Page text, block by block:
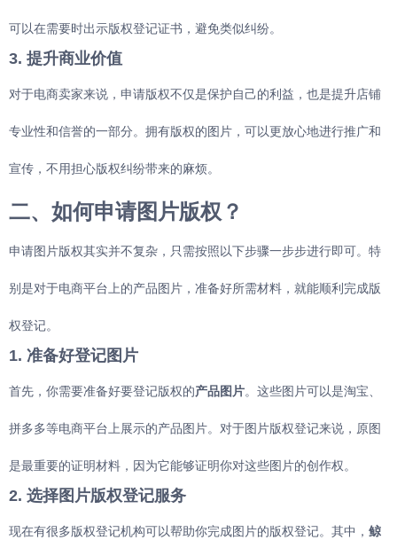
可以在需要时出示版权登记证书，避免类似纠纷。
3. 提升商业价值
对于电商卖家来说，申请版权不仅是保护自己的利益，也是提升店铺
专业性和信誉的一部分。拥有版权的图片，可以更放心地进行推广和
宣传，不用担心版权纠纷带来的麻烦。
二、如何申请图片版权？
申请图片版权其实并不复杂，只需按照以下步骤一步步进行即可。特
别是对于电商平台上的产品图片，准备好所需材料，就能顺利完成版
权登记。
1. 准备好登记图片
首先，你需要准备好要登记版权的产品图片。这些图片可以是淘宝、
拼多多等电商平台上展示的产品图片。对于图片版权登记来说，原图
是最重要的证明材料，因为它能够证明你对这些图片的创作权。
2. 选择图片版权登记服务
现在有很多版权登记机构可以帮助你完成图片的版权登记。其中， 鲸